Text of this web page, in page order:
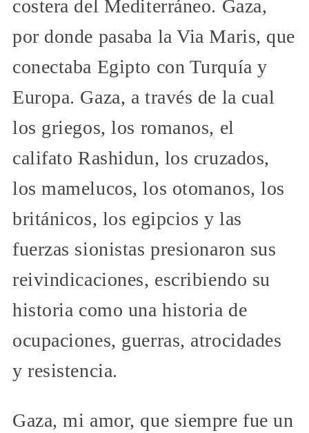
costera del Mediterráneo. Gaza,
por donde pasaba la Via Maris, que
conectaba Egipto con Turquía y
Europa. Gaza, a través de la cual
los griegos, los romanos, el
califato Rashidun, los cruzados,
los mamelucos, los otomanos, los
británicos, los egipcios y las
fuerzas sionistas presionaron sus
reivindicaciones, escribiendo su
historia como una historia de
ocupaciones, guerras, atrocidades
y resistencia.
Gaza, mi amor, que siempre fue un